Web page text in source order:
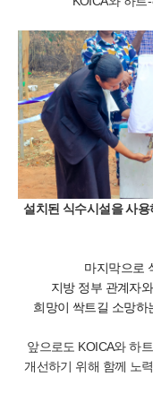
설치된 식수시설을 사
마지막으로
지방 정부 관계자
희망이 싹트길 소망하
앞으로도 KOICA와 하
개선하기 위해 함께 노